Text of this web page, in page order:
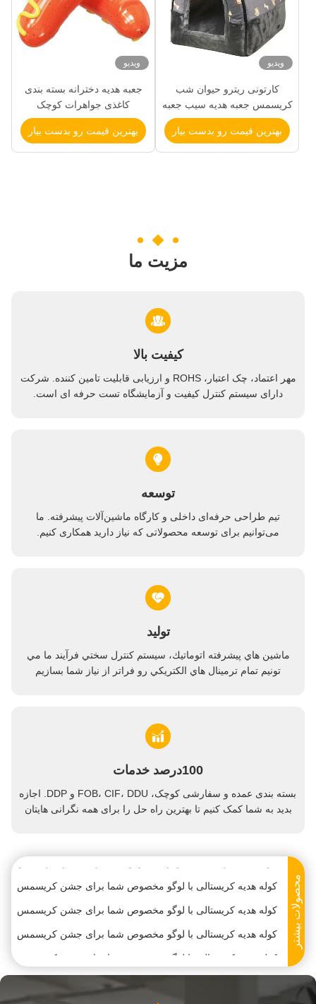
ویدیو
کارتونی ریترو حیوان شب
کریسمس جعبه هدیه سیب جعبه
هدیه کریسمس هدیه کوچک
تزئینات کوله بسته بندی
بهترین قیمت رو بدست بیار
ویدیو
جعبه هدیه دخترانه بسته بندی
کاغذی جواهرات کوچک
سفارشی جعبه بسته بندی ارزان
بهترین قیمت رو بدست بیار
مزیت ما
کیفیت بالا
مهر اعتماد، چک اعتبار، ROHS و ارزیابی قابلیت تامین کننده. شرکت
دارای سیستم کنترل کیفیت و آزمایشگاه تست حرفه ای است.
توسعه
تیم طراحی حرفه‌ای داخلی و کارگاه ماشین‌آلات پیشرفته. ما
می‌توانیم برای توسعه محصولاتی که نیاز دارید همکاری کنیم.
تولید
ماشين هاي پیشرفته اتوماتيك، سيستم کنترل سختي فرآیند ما مي
تونيم تمام ترمينال هاي الکتريکي رو فراتر از نياز شما بسازيم
100درصد خدمات
بسته بندی عمده و سفارشی کوچک، FOB، CIF، DDU و DDP. اجازه
بدید به شما کمک کنیم تا بهترین راه حل را برای همه نگرانی هایتان
محصولات بیشتر
کوله هدیه کریستالی با لوگو مخصوص شما برای جشن کریسمس
کوله هدیه کریستالی با لوگو مخصوص شما برای جشن کریسمس
کوله هدیه کریستالی با لوگو مخصوص شما برای جشن کریسمس
کوله هدیه کریستالی با لوگو مخصوص شما برای جشن کریسمس